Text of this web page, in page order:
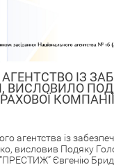
ІЗ
ВИСЛОВИЛО
агентства із
висловив Подяку
“ПРЕСТИЖ” Євгенію